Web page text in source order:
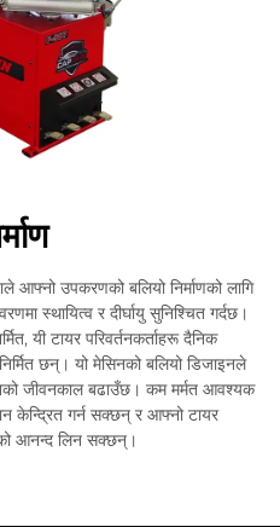
आफ्नो उपकरणको बलियो निर्माणको लागि
स्थायित्व र दीर्घायु सुनिश्चित गर्दछ।
यी टायर परिवर्तनकर्ताहरू दैनिक
छन्। यो मेसिनको बलियो डिजाइनले
जीवनकाल बढाउँछ। कम मर्मत आवश्यक
केन्द्रित गर्न सक्छन् र आफ्नो टायर
आनन्द लिन सक्छन्।